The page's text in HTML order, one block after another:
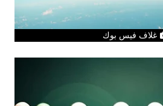
غلاف فيس بوك